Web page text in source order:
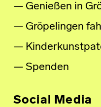
Genießen in
Gröpelingen
Spenden
Social Media